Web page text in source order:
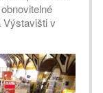
Výstavišti v